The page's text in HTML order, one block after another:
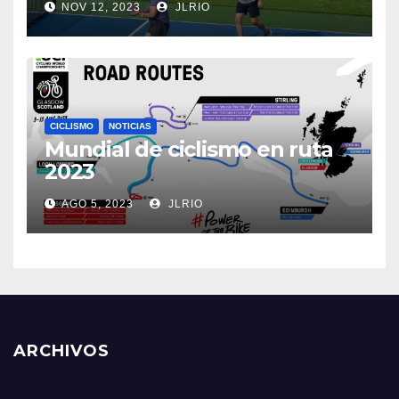
NOV 12, 2023 JLRIO
CICLISMO NOTICIAS
Mundial de ciclismo en ruta
2023
AGO 5, 2023 JLRIO
ARCHIVOS